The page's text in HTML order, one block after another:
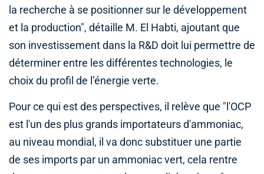
la recherche à se positionner sur le développement
et la production", détaille M. El Habti, ajoutant que
son investissement dans la R&D doit lui permettre de
déterminer entre les différentes technologies, le
choix du profil de l’énergie verte.
Pour ce qui est des perspectives, il relève que "l'OCP
est l'un des plus grands importateurs d'ammoniac,
au niveau mondial, il va donc substituer une partie
de ses imports par un ammoniac vert, cela rentre